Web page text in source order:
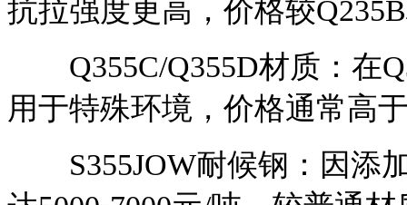
抗拉强度更高，价格较
Q355C/Q355D材质：在
用于特殊环境，价格通常高
S355JOW耐候钢：因添